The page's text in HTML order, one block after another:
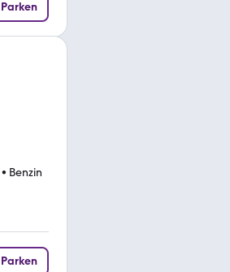
Parken
• Benzin
Parken